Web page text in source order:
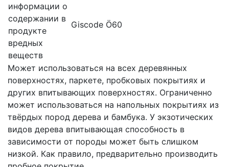
информации о
содержании в
продукте
вредных
веществ
Giscode Ö60
Может использоваться на всех деревянных
поверхностях, паркете, пробковых покрытиях и
других впитывающих поверхностях. Ограниченно
может использоваться на напольных покрытиях из
твёрдых пород дерева и бамбука. У экзотических
видов дерева впитывающая способность в
зависимости от породы может быть слишком
низкой. Как правило, предварительно производить